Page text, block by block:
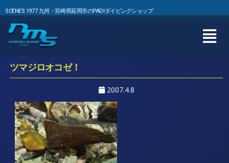
SCENES 1977 九州・宮崎県延岡市のPADIダイビングショップ
ツマジロオコゼ！
2007.4.8